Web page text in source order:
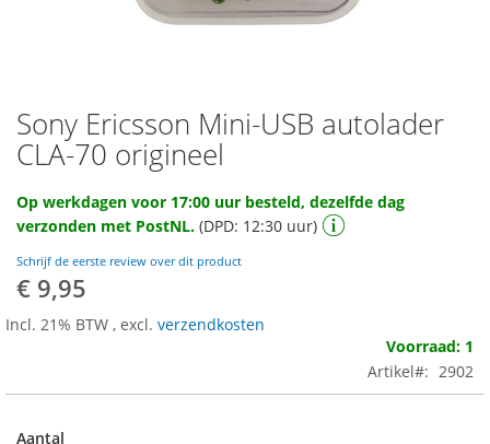
Ga
naar
het
van
de
gallerij
Sony Ericsson Mini-USB autolader
CLA-70 origineel
Op werkdagen voor 17:00 uur besteld, dezelfde dag
verzonden met PostNL. (DPD: 12:30 uur)
Schrijf de eerste review over dit product
€ 9,95
Incl. 21% BTW , excl. verzendkosten
Voorraad: 1
Artikel
2902
Aantal